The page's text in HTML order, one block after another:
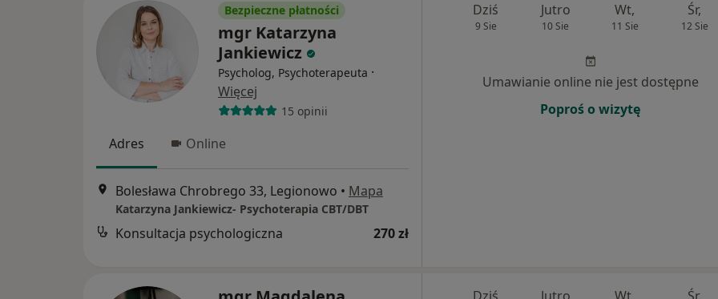
Bezpieczne płatności
mgr Katarzyna
Jankiewicz
Psycholog, Psychoterapeuta ·
Więcej
15 opinii
Adres Online
Bolesława Chrobrego 33, Legionowo • Mapa
Katarzyna Jankiewicz- Psychoterapia CBT/DBT
Konsultacja psychologiczna 270 zł
Dziś
9 Sie
Jutro
10 Sie
Wt,
11 Sie
Śr,
12 Sie
Umawianie online nie jest dostępne
Poproś o wizytę